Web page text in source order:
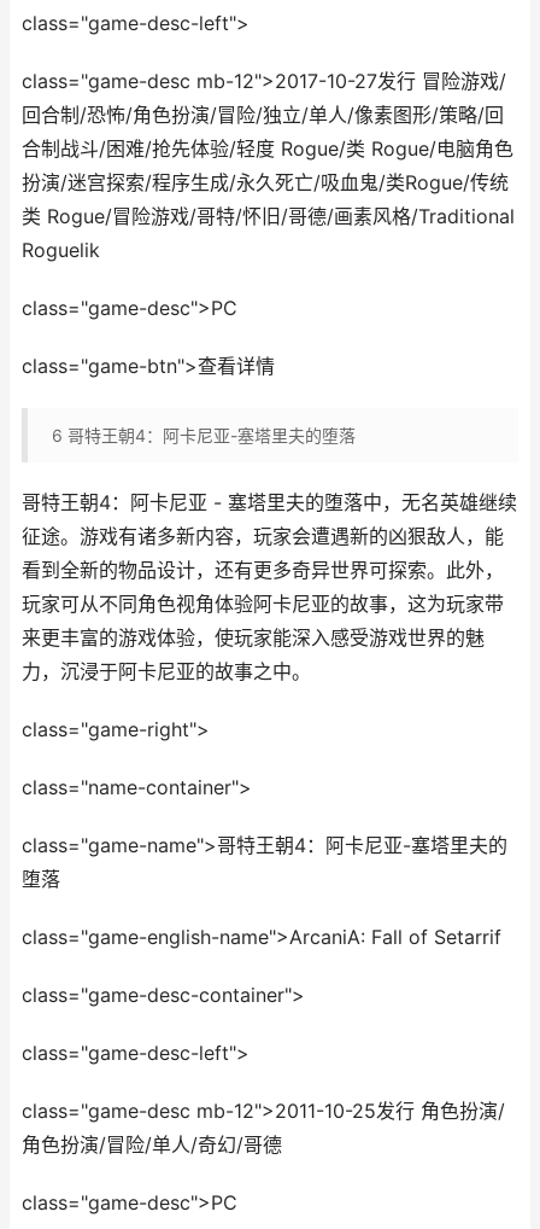
class="game-desc-left">
class="game-desc mb-12">2017-10-27发行 冒险游戏/
回合制/恐怖/角色扮演/冒险/独立/单人/像素图形/策略/回
合制战斗/困难/抢先体验/轻度 Rogue/类 Rogue/电脑角色
扮演/迷宫探索/程序生成/永久死亡/吸血鬼/类Rogue/传统
类 Rogue/冒险游戏/哥特/怀旧/哥德/画素风格/Traditional
Roguelik
class="game-desc">PC
class="game-btn">查看详情
6 哥特王朝4：阿卡尼亚-塞塔里夫的堕落
哥特王朝4：阿卡尼亚 - 塞塔里夫的堕落中，无名英雄继续
征途。游戏有诸多新内容，玩家会遭遇新的凶狠敌人，能
看到全新的物品设计，还有更多奇异世界可探索。此外，
玩家可从不同角色视角体验阿卡尼亚的故事，这为玩家带
来更丰富的游戏体验，使玩家能深入感受游戏世界的魅
力，沉浸于阿卡尼亚的故事之中。
class="game-right">
class="name-container">
class="game-name">哥特王朝4：阿卡尼亚-塞塔里夫的
堕落
class="game-english-name">ArcaniA: Fall of Setarrif
class="game-desc-container">
class="game-desc-left">
class="game-desc mb-12">2011-10-25发行 角色扮演/
角色扮演/冒险/单人/奇幻/哥德
class="game-desc">PC